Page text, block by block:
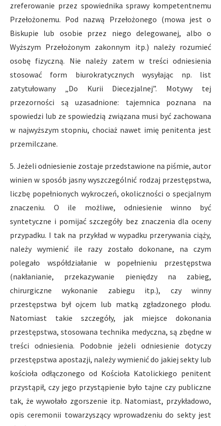
zreferowanie przez spowiednika sprawy kompetentnemu
Przełożonemu. Pod nazwą Przełożonego (mowa jest o
Biskupie lub osobie przez niego delegowanej, albo o
Wyższym Przełożonym zakonnym itp.) należy rozumieć
osobę fizyczną. Nie należy zatem w treści odniesienia
stosować form biurokratycznych wysyłając np. list
zatytułowany „Do Kurii Diecezjalnej”. Motywy tej
przezorności są uzasadnione: tajemnica poznana na
spowiedzi lub ze spowiedzią związana musi być zachowana
w najwyższym stopniu, chociaż nawet imię penitenta jest
przemilczane.
5. Jeżeli odniesienie zostaje przedstawione na piśmie, autor
winien w sposób jasny wyszczególnić rodzaj przestępstwa,
liczbę popełnionych wykroczeń, okoliczności o specjalnym
znaczeniu. O ile możliwe, odniesienie winno być
syntetyczne i pomijać szczegóły bez znaczenia dla oceny
przypadku. I tak na przykład w wypadku przerywania ciąży,
należy wymienić ile razy zostało dokonane, na czym
polegało współdziałanie w popełnieniu przestępstwa
(nakłanianie, przekazywanie pieniędzy na zabieg,
chirurgiczne wykonanie zabiegu itp.), czy winny
przestępstwa był ojcem lub matką zgładzonego płodu.
Natomiast takie szczegóły, jak miejsce dokonania
przestępstwa, stosowana technika medyczna, są zbędne w
treści odniesienia. Podobnie jeżeli odniesienie dotyczy
przestępstwa apostazji, należy wymienić do jakiej sekty lub
kościoła odłączonego od Kościoła Katolickiego penitent
przystąpił, czy jego przystąpienie było tajne czy publiczne
tak, że wywołało zgorszenie itp. Natomiast, przykładowo,
opis ceremonii towarzyszący wprowadzeniu do sekty jest